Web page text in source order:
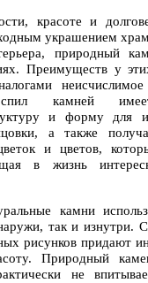
красоте и
украшением
природный
Преимуществ у
спил камней
и форму для
а также
и цветов,
в жизнь
камни
так и изнутри.
рисунков придают
Природный
не